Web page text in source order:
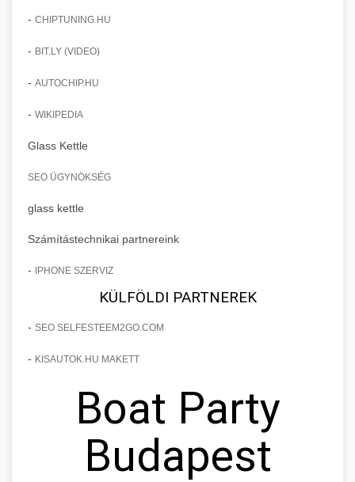
- CHIPTUNING.HU
- BIT.LY (VIDEO)
- AUTOCHIP.HU
- WIKIPEDIA
Glass Kettle
SEO ÜGYNÖKSÉG
glass kettle
Számítástechnikai partnereink
- IPHONE SZERVIZ
KÜLFÖLDI PARTNEREK
- SEO SELFESTEEM2GO.COM
- KISAUTOK.HU MAKETT
Boat Party
Budapest